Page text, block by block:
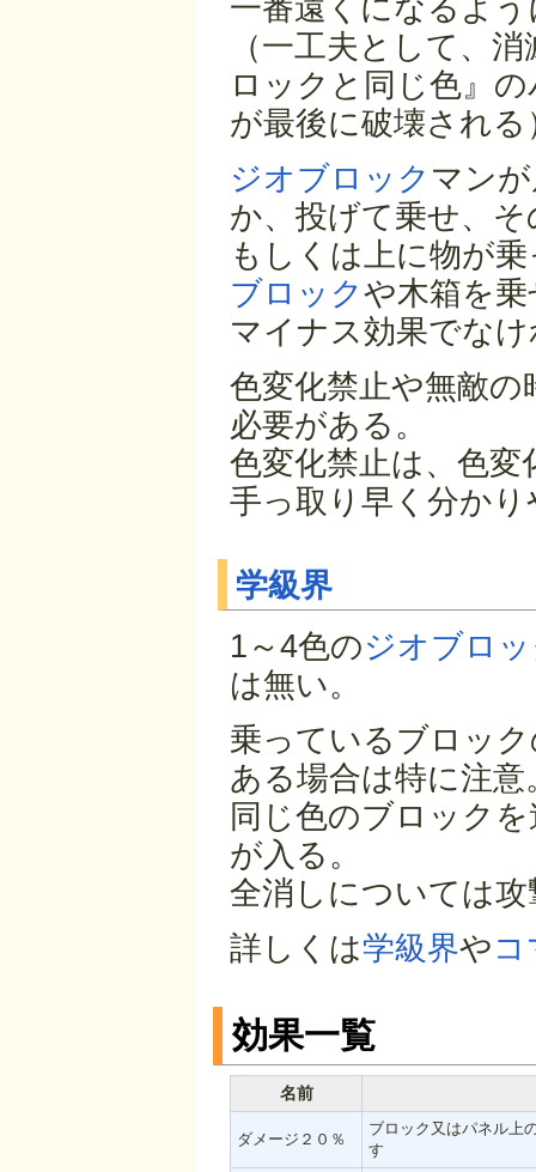
一番遠くになるよ
（一工夫として、
ロックと同じ色』
が最後に破壊される
ジオブロック マン
か、投げて乗せ、
もしくは上に物が
ブロックや木箱を
マイナス効果でな
色変化禁止や無敵
必要がある。
色変化禁止は、色
手っ取り早く分か
学級界
1～4色のジオブロ
は無い。
乗っているブロッ
ある場合は特に注意
同じ色のブロック
が入る。
全消しについては
詳しくは学級界や
効果一覧
名前
ダメージ２０％
ブロック又はパネル上
す